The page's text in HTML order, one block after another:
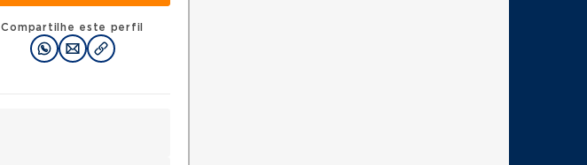
Compartilhe este perfil